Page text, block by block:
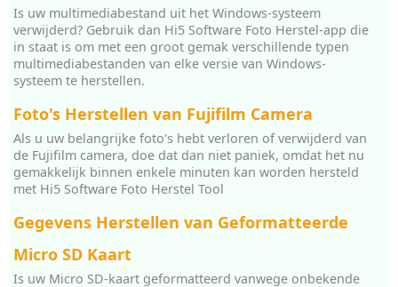
Is uw multimediabestand uit het Windows-systeem
verwijderd? Gebruik dan Hi5 Software Foto Herstel-app die
in staat is om met een groot gemak verschillende typen
multimediabestanden van elke versie van Windows-
systeem te herstellen.
Foto's Herstellen van Fujifilm Camera
Als u uw belangrijke foto's hebt verloren of verwijderd van
de Fujifilm camera, doe dat dan niet paniek, omdat het nu
gemakkelijk binnen enkele minuten kan worden hersteld
met Hi5 Software Foto Herstel Tool
Gegevens Herstellen van Geformatteerde
Micro SD Kaart
Is uw Micro SD-kaart geformatteerd vanwege onbekende